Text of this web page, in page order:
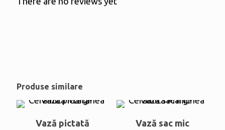
Produse similare
Vază pictată
Vază sac mic